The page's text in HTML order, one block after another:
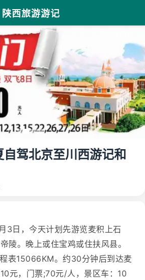
陕西旅游游记
驾北京至川西游记和
3日，今天计划先游览麦积上石
陵。晚上或住宝鸡或住扶风县。
表15066KM。约30分钟后到达麦
元，门票;70元/人，景区车：10